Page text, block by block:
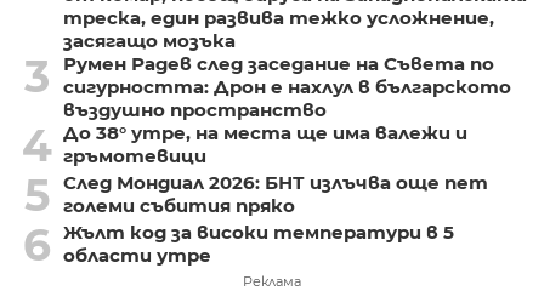
треска, един развива тежко усложнение,
засягащо мозъка
3
Румен Радев след заседание на Съвета по
сигурността: Дрон е нахлул в българското
въздушно пространство
4 До 38° утре, на места ще има валежи и
гръмотевици
5 След Мондиал 2026: БНТ излъчва още пет
големи събития пряко
6 Жълт код за високи температури в 5
области утре
Реклама